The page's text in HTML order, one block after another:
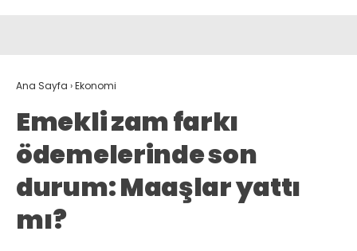
Ana Sayfa ›Ekonomi
Emekli zam farkı
ödemelerinde son
durum: Maaşlar yattı
mı?